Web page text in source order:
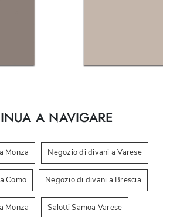
A NAVIGARE
Monza Negozio di divani a Varese
Como Negozio di divani a Brescia
Monza Salotti Samoa Varese